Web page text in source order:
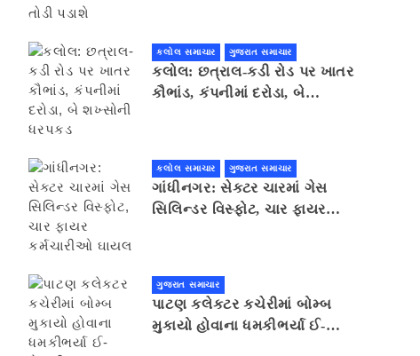
કલોલ સમાચાર ગુજરાત સમાચાર
કલોલ: છત્રાલ-કડી રોડ પર ખાતર
કૌભાંડ, કંપનીમાં દરોડા, બે
કલોલ સમાચાર ગુજરાત સમાચાર
ગાંધીનગર: સેક્ટર ચારમાં ગેસ
સિલિન્ડર વિસ્ફોટ, ચાર ફાયર
ગુજરાત સમાચાર
પાટણ કલેકટર કચેરીમાં બોમ્બ
મુકાયો હોવાના ધમકીભર્યા ઈ-